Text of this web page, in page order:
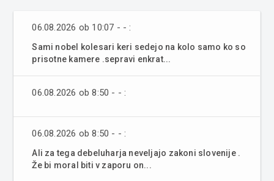
06.08.2026 ob 10:07 - - :
Sami nobel kolesari keri sedejo na kolo samo ko so
prisotne kamere .sepravi enkrat...
06.08.2026 ob 8:50 - - :
06.08.2026 ob 8:50 - - :
Ali za tega debeluharja neveljajo zakoni slovenije .
Že bi moral biti v zaporu on...